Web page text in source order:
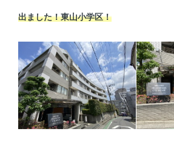
出ました！東山小学区！